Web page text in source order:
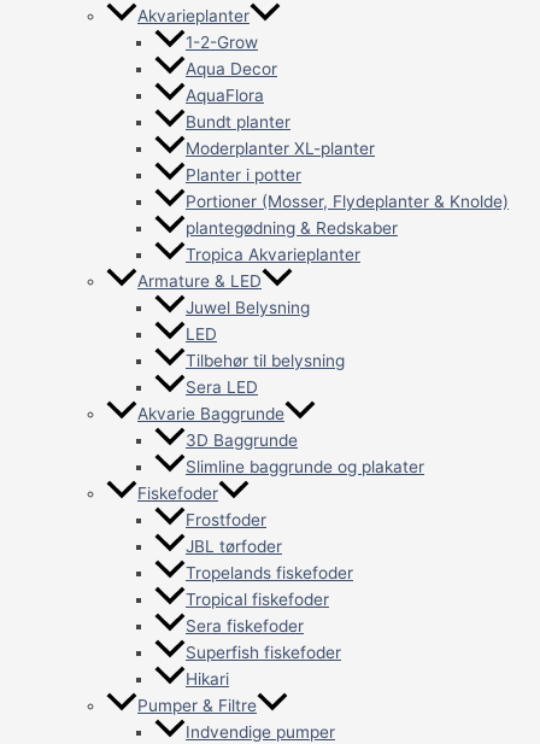
Akvarieplanter
1-2-Grow
Aqua Decor
AquaFlora
Bundt planter
Moderplanter XL-planter
Planter i potter
Portioner (Mosser, Flydeplanter & Knolde)
plantegødning & Redskaber
Tropica Akvarieplanter
Armature & LED
Juwel Belysning
LED
Tilbehør til belysning
Sera LED
Akvarie Baggrunde
3D Baggrunde
Slimline baggrunde og plakater
Fiskefoder
Frostfoder
JBL tørfoder
Tropelands fiskefoder
Tropical fiskefoder
Sera fiskefoder
Superfish fiskefoder
Hikari
Pumper & Filtre
Indvendige pumper